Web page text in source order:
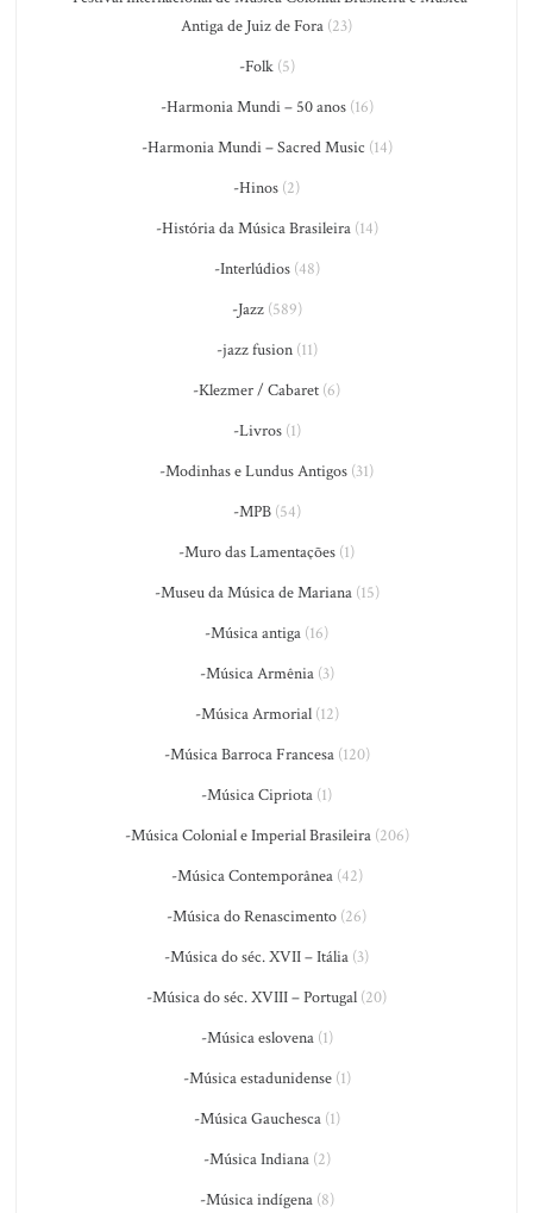
Antiga de Juiz de Fora (23)
-Folk(5)
-Harmonia Mundi – 50 anos(16)
-Harmonia Mundi – Sacred Music (14)
-Hinos (2)
-História da Música Brasileira(14)
-Interlúdios(48)
-Jazz(589)
-jazz fusion(11)
-Klezmer / Cabaret (6)
-Livros(1)
-Modinhas e Lundus Antigos (31)
-MPB(54)
-Muro das Lamentações (1)
-Museu da Música de Mariana(15)
-Música antiga (16)
-Música Armênia(3)
-Música Armorial(12)
-Música Barroca Francesa(120)
-Música Cipriota (1)
-Música Colonial e Imperial Brasileira(206)
-Música Contemporânea(42)
-Música do Renascimento (26)
-Música do séc. XVII – Itália (3)
-Música do séc. XVIII – Portugal (20)
-Música eslovena(1)
-Música estadunidense(1)
-Música Gauchesca(1)
-Música Indiana(2)
-Música indígena(8)